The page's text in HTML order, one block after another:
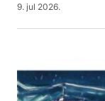
9. jul 2026.